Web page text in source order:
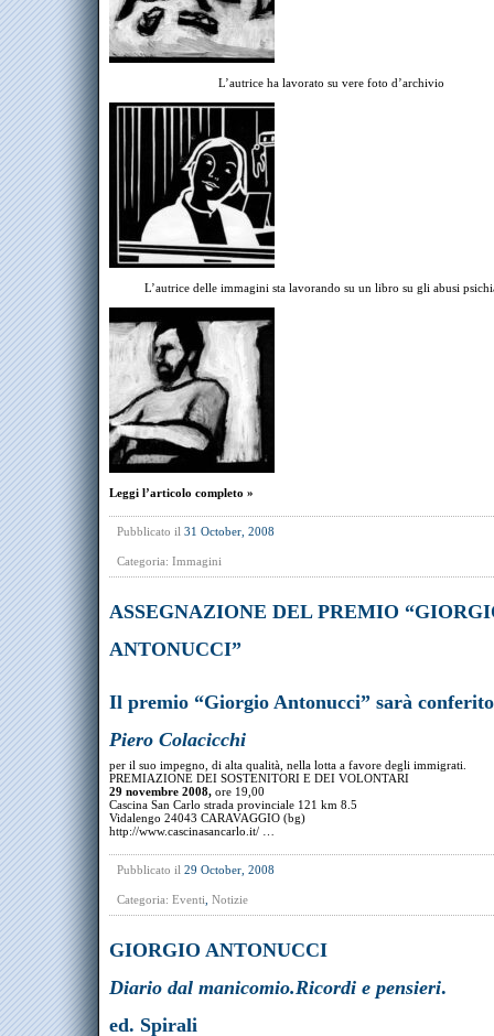
L’autrice ha lavorato su vere foto d’archivio
L’autrice delle immagini sta lavorando su un libro su gli abusi
Leggi l’articolo completo »
Pubblicato il 31 October, 2008
Categoria: Immagini
ASSEGNAZIONE DEL PREMIO
ANTONUCCI”
Il premio “Giorgio Antonucci” sarà
Piero Colacicchi
per il suo impegno, di alta qualità, nella lotta a favore degli immigrati.
PREMIAZIONE DEI SOSTENITORI E DEI VOLONTARI
29 novembre 2008, ore 19,00
Cascina San Carlo strada provinciale 121 km 8.5
Vidalengo 24043 CARAVAGGIO (bg)
http://www.cascinasancarlo.it/ …
Pubblicato il 29 October, 2008
Categoria: Eventi Notizie
GIORGIO ANTONUCCI
Diario dal manicomio.Ricordi e pensieri.
ed. Spirali